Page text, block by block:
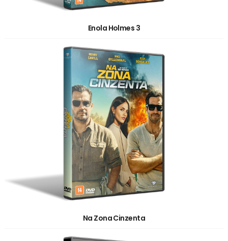
Enola Holmes 3
Na Zona Cinzenta